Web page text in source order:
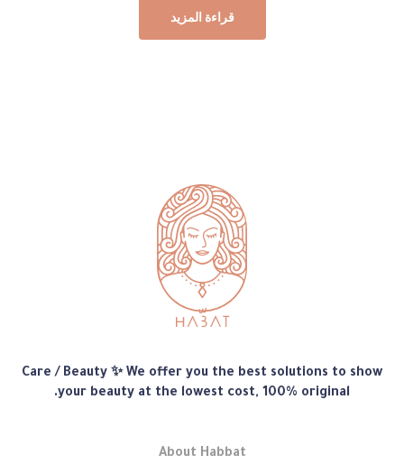
قراءة المزيد
متجر
هبّات
Care / Beauty ✨ We offer you the best solutions to show
your beauty at the lowest cost, 100% original.
About Habbat